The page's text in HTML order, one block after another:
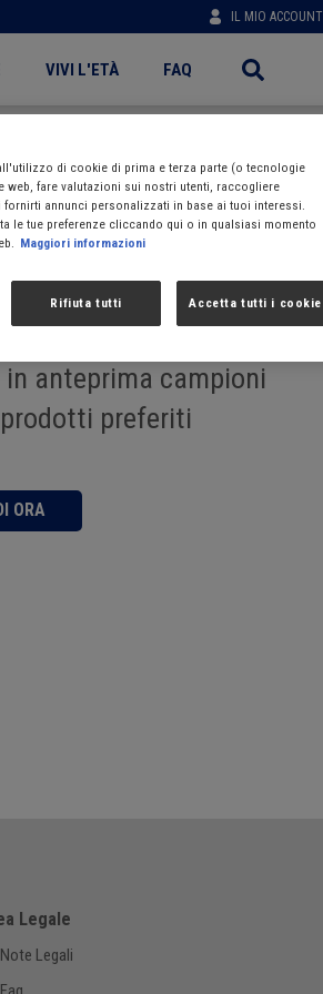
IL MIO ACCOUNT
VIVI L'ETÀ FAQ
a My Meritene,
anteprima campioni
preferiti
ORA
Legale
Note Legali
di cookie di prima e terza parte (o tecnologie
fare valutazioni sui nostri utenti, raccogliere
annunci personalizzati in base ai tuoi interessi.
le tue preferenze cliccando qui o in qualsiasi momento
Maggiori informazioni
Rifiuta tutti Accetta tutti i cookie